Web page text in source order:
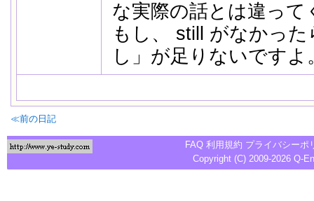
な実際の話とは違って
もし、 still がなかっ
し」が足りないですよ
≪前の日記
FAQ 利用規約 プライバシーポ
Copyright (C) 2009-2026 Q-